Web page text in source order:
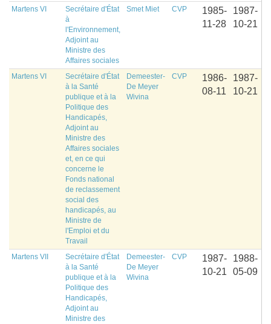
Martens VI
Secrétaire d'État
à
l'Environnement,
Adjoint au
Ministre des
Affaires sociales
Smet Miet CVP
1985-
11-28
1987-
10-21
Martens VI
Secrétaire d'État
à la Santé
publique et à la
Politique des
Handicapés,
Adjoint au
Ministre des
Affaires sociales
et, en ce qui
concerne le
Fonds national
de reclassement
social des
handicapés, au
Ministre de
l'Emploi et du
Travail
Demeester-
De Meyer
Wivina
CVP
1986-
08-11
1987-
10-21
Martens VII
Secrétaire d'État
à la Santé
publique et à la
Politique des
Handicapés,
Adjoint au
Ministre des
Demeester-
De Meyer
Wivina
CVP
1987-
10-21
1988-
05-09